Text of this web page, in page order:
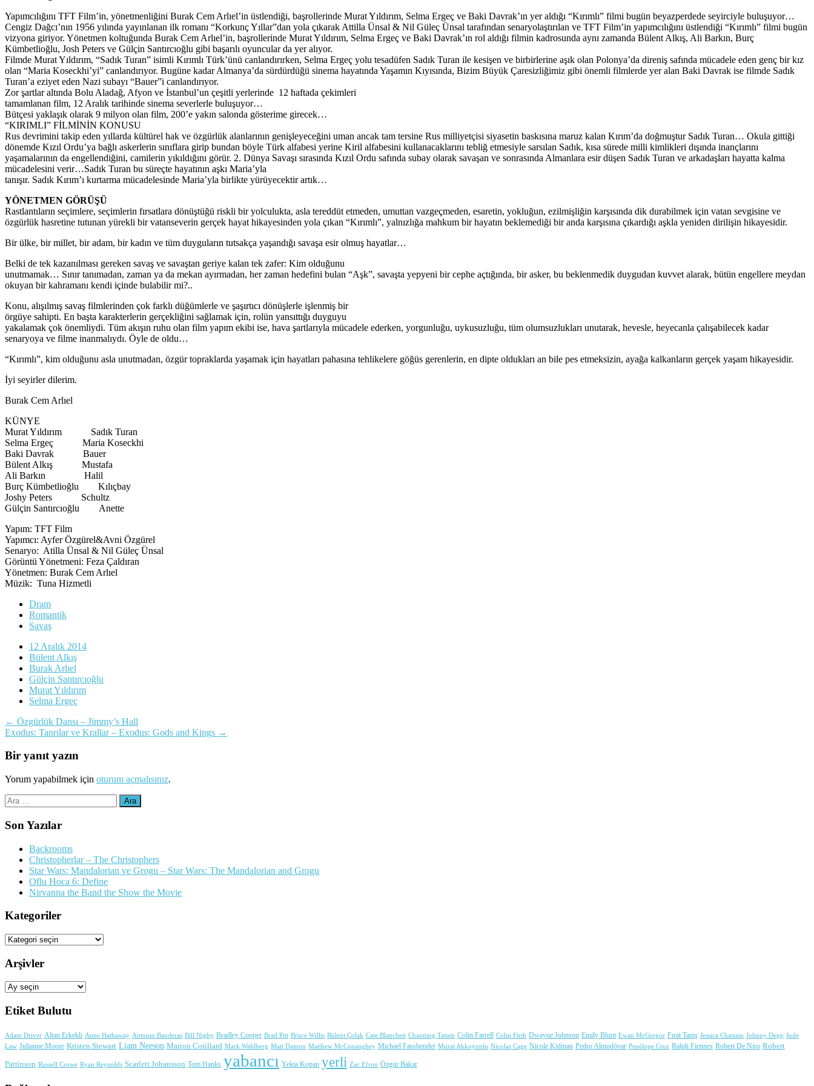
Yapımcılığını TFT Film’in, yönetmenliğini Burak Cem Arlıel’in üstlendiği, başrollerinde Murat Yıldırım, Selma Ergeç ve Baki Davrak’ın yer aldığı “Kırımlı” filmi bugün beyazperdede seyirciyle buluşuyor…
Cengiz Dağcı’nın 1956 yılında yayınlanan ilk romanı “Korkunç Yıllar”dan yola çıkarak Attilla Ünsal & Nil Güleç Ünsal tarafından senaryolaştırılan ve TFT Film’in yapımcılığını üstlendiği “Kırımlı” filmi bugün
vizyona giriyor. Yönetmen koltuğunda Burak Cem Arlıel’in, başrollerinde Murat Yıldırım, Selma Ergeç ve Baki Davrak’ın rol aldığı filmin kadrosunda aynı zamanda Bülent Alkış, Ali Barkın, Burç
Kümbetlioğlu, Josh Peters ve Gülçin Santırcıoğlu gibi başarılı oyuncular da yer alıyor.
Filmde Murat Yıldırım, “Sadık Turan” isimli Kırımlı Türk’ünü canlandırırken, Selma Ergeç yolu tesadüfen Sadık Turan ile kesişen ve birbirlerine aşık olan Polonya’da direniş safında mücadele eden genç bir kız
olan “Maria Koseckhi’yi” canlandırıyor. Bugüne kadar Almanya’da sürdürdüğü sinema hayatında Yaşamın Kıyısında, Bizim Büyük Çaresizliğimiz gibi önemli filmlerde yer alan Baki Davrak ise filmde Sadık
Turan’a eziyet eden Nazi subayı “Bauer”i canlandırıyor.
Zor şartlar altında Bolu Aladağ, Afyon ve İstanbul’un çeşitli yerlerinde 12 haftada çekimleri
tamamlanan film, 12 Aralık tarihinde sinema severlerle buluşuyor…
Bütçesi yaklaşık olarak 9 milyon olan film, 200’e yakın salonda gösterime girecek…
“KIRIMLI” FİLMİNİN KONUSU
Rus devrimini takip eden yıllarda kültürel hak ve özgürlük alanlarının genişleyeceğini uman ancak tam tersine Rus milliyetçisi siyasetin baskısına maruz kalan Kırım’da doğmuştur Sadık Turan… Okula gittiği
dönemde Kızıl Ordu’ya bağlı askerlerin sınıflara girip bundan böyle Türk alfabesi yerine Kiril alfabesini kullanacaklarını tebliğ etmesiyle sarsılan Sadık, kısa sürede milli kimlikleri dışında inançlarını
yaşamalarının da engellendiğini, camilerin yıkıldığını görür. 2. Dünya Savaşı sırasında Kızıl Ordu safında subay olarak savaşan ve sonrasında Almanlara esir düşen Sadık Turan ve arkadaşları hayatta kalma
mücadelesini verir…Sadık Turan bu süreçte hayatının aşkı Maria’yla
tanışır. Sadık Kırım’ı kurtarma mücadelesinde Maria’yla birlikte yürüyecektir artık…
YÖNETMEN GÖRÜŞÜ
Rastlantıların seçimlere, seçimlerin fırsatlara dönüştüğü riskli bir yolculukta, asla tereddüt etmeden, umuttan vazgeçmeden, esaretin, yokluğun, ezilmişliğin karşısında dik durabilmek için vatan sevgisine ve
özgürlük hasretine tutunan yürekli bir vatanseverin gerçek hayat hikayesinden yola çıkan “Kırımlı”, yalnızlığa mahkum bir hayatın beklemediği bir anda karşısına çıkardığı aşkla yeniden dirilişin hikayesidir.
Bir ülke, bir millet, bir adam, bir kadın ve tüm duyguların tutsakça yaşandığı savaşa esir olmuş hayatlar…
Belki de tek kazanılması gereken savaş ve savaştan geriye kalan tek zafer: Kim olduğunu
unutmamak… Sınır tanımadan, zaman ya da mekan ayırmadan, her zaman hedefini bulan “Aşk”, savaşta yepyeni bir cephe açtığında, bir asker, bu beklenmedik duygudan kuvvet alarak, bütün engellere meydan
okuyan bir kahramanı kendi içinde bulabilir mi?..
Konu, alışılmış savaş filmlerinden çok farklı düğümlerle ve şaşırtıcı dönüşlerle işlenmiş bir
örgüye sahipti. En başta karakterlerin gerçekliğini sağlamak için, rolün yansıttığı duyguyu
yakalamak çok önemliydi. Tüm akışın ruhu olan film yapım ekibi ise, hava şartlarıyla mücadele ederken, yorgunluğu, uykusuzluğu, tüm olumsuzlukları unutarak, hevesle, heyecanla çalışabilecek kadar
senaryoya ve filme inanmalıydı. Öyle de oldu…
“Kırımlı”, kim olduğunu asla unutmadan, özgür topraklarda yaşamak için hayatları pahasına tehlikelere göğüs gerenlerin, en dipte oldukları an bile pes etmeksizin, ayağa kalkanların gerçek yaşam hikayesidir.
İyi seyirler dilerim.
Burak Cem Arlıel
KÜNYE
Murat Yıldırım Sadık Turan
Selma Ergeç Maria Koseckhi
Baki Davrak Bauer
Bülent Alkış Mustafa
Ali Barkın Halil
Burç Kümbetlioğlu Kılıçbay
Joshy Peters Schultz
Gülçin Santırcıoğlu Anette
Yapım: TFT Film
Yapımcı: Ayfer Özgürel&Avni Özgürel
Senaryo: Atilla Ünsal & Nil Güleç Ünsal
Görüntü Yönetmeni: Feza Çaldıran
Yönetmen: Burak Cem Arlıel
Müzik: Tuna Hizmetli
Dram
Romantik
Savaş
12 Aralık 2014
Bülent Alkış
Burak Arlıel
Gülçin Santırcıoğlu
Murat Yıldırım
Selma Ergeç
Yazı
dolaşımı
← Özgürlük Dansı – Jimmy’s Hall
Exodus: Tanrılar ve Krallar – Exodus: Gods and Kings →
Bir yanıt yazın
Yorum yapabilmek için oturum açmalısınız.
Arama:
Son Yazılar
Backrooms
Christopherlar – The Christophers
Star Wars: Mandalorian ve Grogu – Star Wars: The Mandalorian and Grogu
Oflu Hoca 6: Define
Nirvanna the Band the Show the Movie
Kategoriler
Kategoriler
Arşivler
Arşivler
Etiket Bulutu
Adam Driver Altan Erkekli Anne Hathaway Antonio Banderas Bill Nighy Bradley Cooper Brad Pitt Bruce Willis Bülent Çolak Cate Blanchett Channing Tatum Colin Farrell Colin Firth Dwayne Johnson Emily Blunt Ewan McGregor Fırat Tanış Jessica Chastain Johnny Depp Jude
Law Julianne Moore Kristen Stewart Liam Neeson Marion Cotillard Mark Wahlberg Matt Damon Matthew McConaughey Michael Fassbender Murat Akkoyunlu Nicolas Cage Nicole Kidman Pedro Almodóvar Penélope Cruz Ralph Fiennes Robert De Niro Robert
Pattinson Russell Crowe Ryan Reynolds Scarlett Johansson Tom Hanks yabancı Yekta Kopan yerli Zac Efron Özgür Bakar